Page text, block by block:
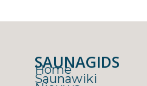
SAUNAGIDS
Home
Saunawiki